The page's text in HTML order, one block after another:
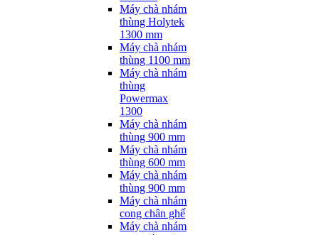
Máy chà nhám
thùng Holytek
1300 mm
Máy chà nhám
thùng 1100 mm
Máy chà nhám
thùng
Powermax
1300
Máy chà nhám
thùng 900 mm
Máy chà nhám
thùng 600 mm
Máy chà nhám
thùng 900 mm
Máy chà nhám
cong chân ghế
Máy chà nhám